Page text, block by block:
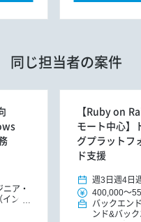
同じ担当者の案件
ニア
ンフ
【Ruby on
モート中心】
グプラットフ
ド支援
週3日 週4日
400,000～
バックエン
ンド&バッ